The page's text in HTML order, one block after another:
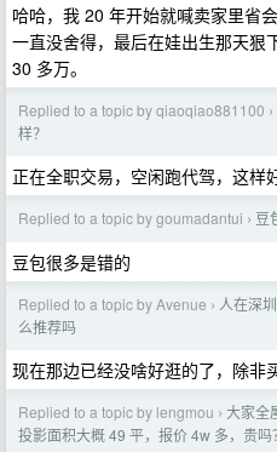
哈哈，我 20 年开始就喊卖家里省
一直没舍得，最后在娃出生那天狠
30 多万。
Replied to a topic by qiaoqiao881100 ›
样？
正在全职交易，空闲跑代驾，这样
Replied to a topic by goumadantui › 豆
豆包很多是错的
Replied to a topic by Avenue › 人在深
么推荐吗
现在那边已经没啥好逛的了，除非
Replied to a topic by lengmou › 大家全
投影面积大概 49 平，报价 4w 多，贵吗